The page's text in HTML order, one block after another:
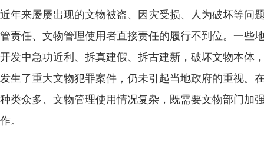
近年来屡屡出现的文物被盗、因灾受损、人为破坏等问
管责任、文物管理使用者直接责任的履行不到位。一些
开发中急功近利、拆真建假、拆古建新，破坏文物本体
发生了重大文物犯罪案件，仍未引起当地政府的重视。
种类众多、文物管理使用情况复杂，既需要文物部门加
作。